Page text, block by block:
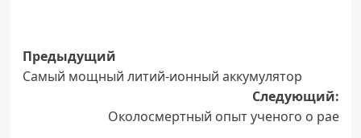
Навигация
записи
Предыдущий
Самый мощный литий-ионный аккумулятор
Следующий:
Околосмертный опыт ученого о рае